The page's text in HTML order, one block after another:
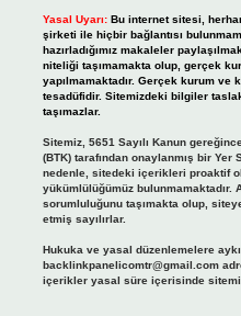
Yasal Uyarı: Bu internet sitesi,
şirketi ile hiçbir bağlantısı
hazırladığımız makaleler
niteliği taşımamakta olup, gerçek
yapılmamaktadır. Gerçek kurum
tesadüfidir. Sitemizdeki bilgiler
taşımazlar.
Sitemiz, 5651 Sayılı Kanun
(BTK) tarafından onaylanmış bir Yer
nedenle, sitedeki içerikleri proaktif
yükümlülüğümüz bulunmamaktadır.
sorumluluğunu taşımakta olup,
etmiş sayılırlar.
Hukuka ve yasal düzenlemelere
backlinkpanelicomtr@gmail.com
içerikler yasal süre içerisinde